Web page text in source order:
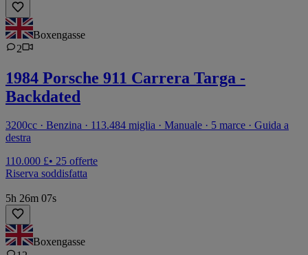
Boxengasse
2
1984 Porsche 911 Carrera Targa -
Backdated
3200cc · Benzina · 113.484 miglia · Manuale · 5 marce · Guida a
destra
110.000 £• 25 offerte
Riserva soddisfatta
5h 26m 07s
Boxengasse